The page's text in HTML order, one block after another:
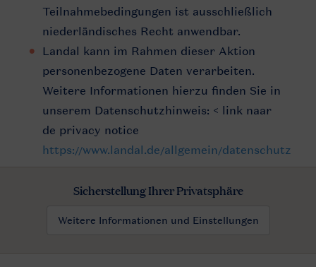
Teilnahmebedingungen ist ausschließlich
niederländisches Recht anwendbar.
Landal kann im Rahmen dieser Aktion
personenbezogene Daten verarbeiten.
Weitere Informationen hierzu finden Sie in
unserem Datenschutzhinweis: < link naar
de privacy notice
https://www.landal.de/allgemein/datenschutz
Sicherstellung Ihrer Privatsphäre
Weitere Informationen und Einstellungen